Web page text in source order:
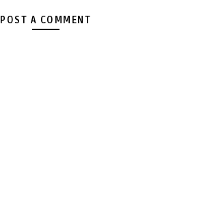
POST A COMMENT